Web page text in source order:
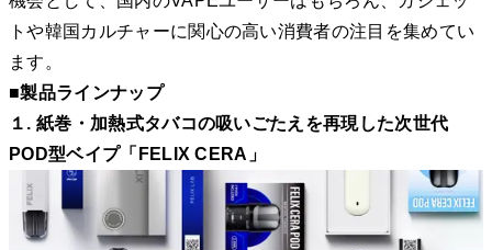
トや韓国カルチャーに関心の高い消費者の注目を集めてい
ます。
■製品ラインナップ
１. 紙巻・加熱式タバコの吸いごたえを再現した次世代
POD型ベイプ「FELIX CERA」